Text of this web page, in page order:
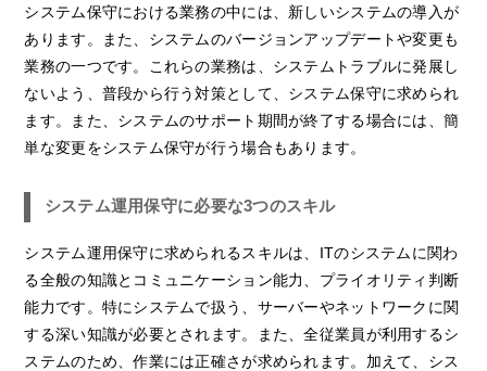
システム保守における業務の中には、新しいシステムの導入が
あります。また、システムのバージョンアップデートや変更も
業務の一つです。これらの業務は、システムトラブルに発展し
ないよう、普段から行う対策として、システム保守に求められ
ます。また、システムのサポート期間が終了する場合には、簡
単な変更をシステム保守が行う場合もあります。
システム運用保守に必要な3つのスキル
システム運用保守に求められるスキルは、ITのシステムに関わ
る全般の知識とコミュニケーション能力、プライオリティ判断
能力です。特にシステムで扱う、サーバーやネットワークに関
する深い知識が必要とされます。また、全従業員が利用するシ
ステムのため、作業には正確さが求められます。加えて、シス